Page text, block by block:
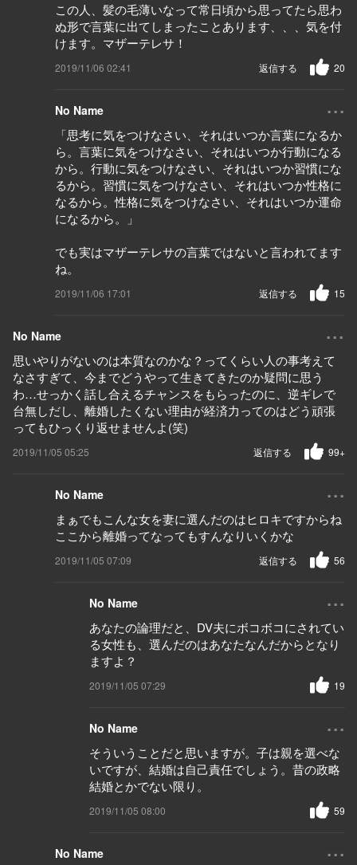
この人、髪の毛薄いなって常日頃から思ってたら思わ
ぬ形で言葉に出てしまったことあります、、、気を付
けます。マザーテレサ！
2019/11/06 02:41 20
返信する
No Name ...
「思考に気をつけなさい、それはいつか言葉になるか
ら。言葉に気をつけなさい、それはいつか行動になる
から。行動に気をつけなさい、それはいつか習慣にな
るから。習慣に気をつけなさい、それはいつか性格に
なるから。性格に気をつけなさい、それはいつか運命
になるから。」
でも実はマザーテレサの言葉ではないと言われてます
ね。
2019/11/06 17:01 15
返信する
No Name ...
思いやりがないのは本質なのかな？ってくらい人の事考えて
なさすぎて、今までどうやって生きてきたのか疑問に思う
わ…せっかく話し合えるチャンスをもらったのに、逆ギレで
台無しだし、離婚したくない理由が経済力ってのはどう頑張
ってもひっくり返せませんよ(笑)
2019/11/05 05:25 99+
返信する
No Name ...
まぁでもこんな女を妻に選んだのはヒロキですからね
ここから離婚ってなってもすんなりいくかな
2019/11/05 07:09 56
返信する
No Name ...
あなたの論理だと、DV夫にボコボコにされてい
る女性も、選んだのはあなたなんだからとなり
ますよ？
2019/11/05 07:29 19
No Name ...
そういうことだと思いますが。子は親を選べな
いですが、結婚は自己責任でしょう。昔の政略
結婚とかでない限り。
2019/11/05 08:00 59
No Name ...